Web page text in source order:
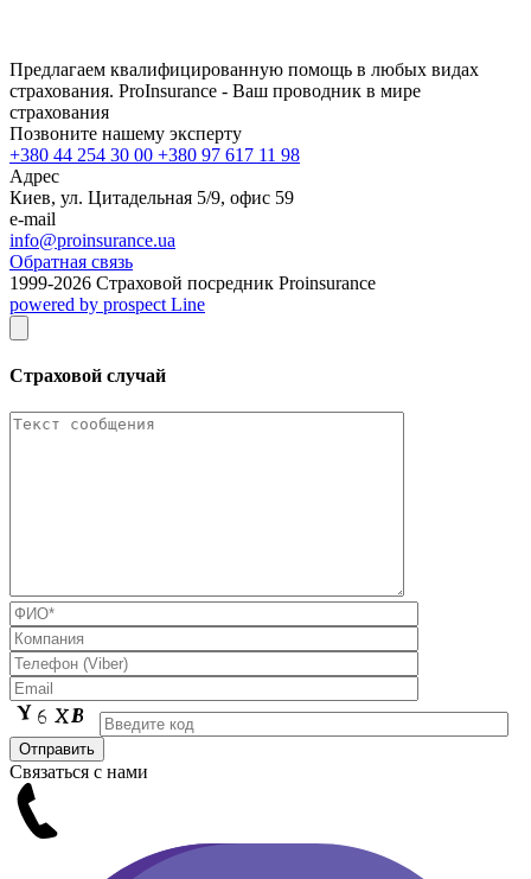
Предлагаем квалифицированную помощь в любых видах
страхования. ProInsurance - Ваш проводник в мире
страхования
Позвоните нашему эксперту
+380 44 254 30 00 +380 97 617 11 98
Адрес
Киев, ул. Цитадельная 5/9, офис 59
e-mail
info@proinsurance.ua
Обратная связь
1999-2026 Страховой посредник Proinsurance
powered by prospect Line
Страховой случай
Связаться с нами